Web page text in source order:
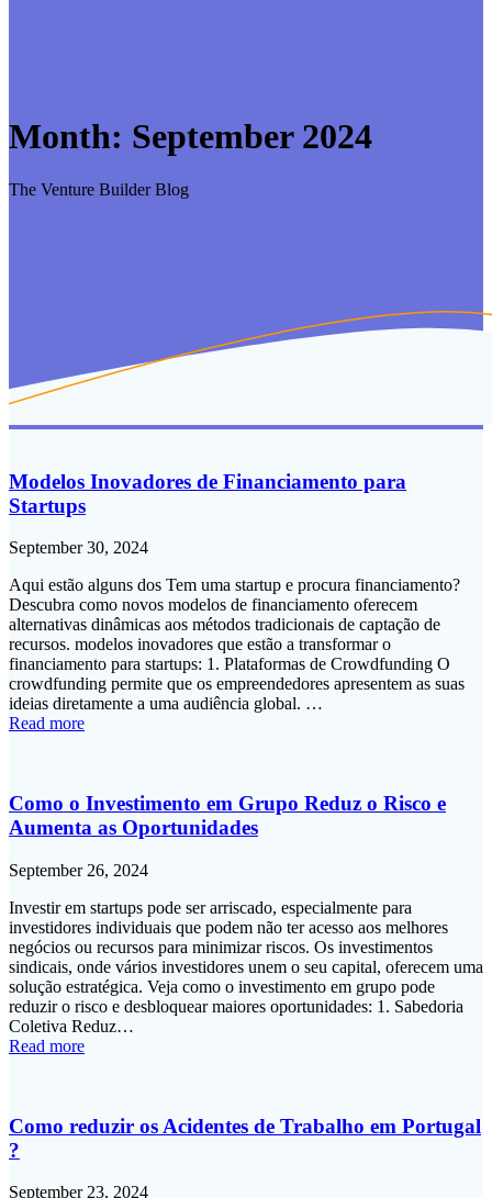
Month: September 2024
The Venture Builder Blog
Modelos Inovadores de Financiamento para
Startups
September 30, 2024
Aqui estão alguns dos Tem uma startup e procura financiamento?
Descubra como novos modelos de financiamento oferecem
alternativas dinâmicas aos métodos tradicionais de captação de
recursos. modelos inovadores que estão a transformar o
financiamento para startups: 1. Plataformas de Crowdfunding O
crowdfunding permite que os empreendedores apresentem as suas
ideias diretamente a uma audiência global. …
Read more
Como o Investimento em Grupo Reduz o Risco e
Aumenta as Oportunidades
September 26, 2024
Investir em startups pode ser arriscado, especialmente para
investidores individuais que podem não ter acesso aos melhores
negócios ou recursos para minimizar riscos. Os investimentos
sindicais, onde vários investidores unem o seu capital, oferecem uma
solução estratégica. Veja como o investimento em grupo pode
reduzir o risco e desbloquear maiores oportunidades: 1. Sabedoria
Coletiva Reduz…
Read more
Como reduzir os Acidentes de Trabalho em Portugal
?
September 23, 2024